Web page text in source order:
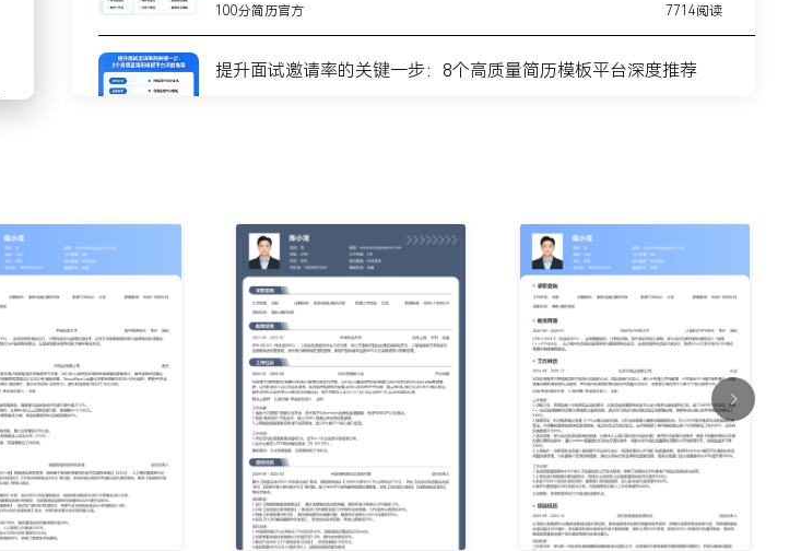
100分简历官方 7714阅读
提升面试邀请率的关键一步：8个高质量简历模板平台深度推荐
不会写简历？这8个高质量简历模板网站，帮你轻松迈出求职第一
100分简历官方 9915阅读
你的简历为什么总是被筛掉？试试这6个在线简历制作网站
100分简历官方 7354阅读
10个值得试用的制作简历网站与在线简历工具推荐（2026）
100分简历官方 5678阅读